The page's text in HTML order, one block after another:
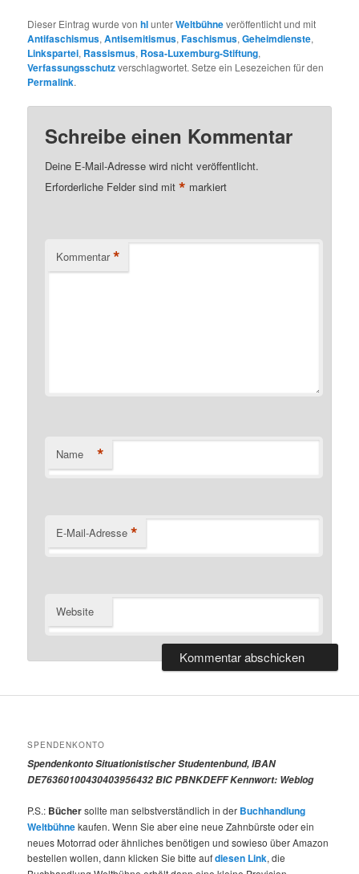
Dieser Eintrag wurde vonhlunterWeltbühneveröffentlicht und mit
Antifaschismus,Antisemitismus,Faschismus,Geheimdienste,
Linkspartei, Rassismus, Rosa-Luxemburg-Stiftung,
Verfassungsschutzverschlagwortet. Setze ein Lesezeichen für den
Permalink.
Schreibe einen Kommentar
Deine E-Mail-Adresse wird nicht veröffentlicht.
Erforderliche Felder sind mit* markiert
Kommentar *
Name *
E-Mail-Adresse *
Website
SPENDENKONTO
Spendenkonto Situationistischer Studentenbund, IBAN
DE76360100430403956432 BIC PBNKDEFF Kennwort: Weblog
P.S.: Büchersollte man selbstverständlich in der Buchhandlung
Weltbühnekaufen. Wenn Sie aber eine neue Zahnbürste oder ein
neues Motorrad oder ähnliches benötigen und sowieso über Amazon
bestellen wollen, dann klicken Sie bitte aufdiesen Link, die